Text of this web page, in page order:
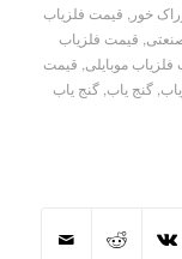
خور , قیمت فلزیاب
, قیمت فلزیاب
موبایلی, قیمت
, گنج یاب, گنج یاب